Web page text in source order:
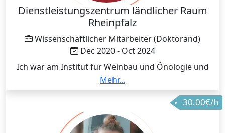
Dienstleistungszentrum ländlicher Raum
Rheinpfalz
Wissenschaftlicher Mitarbeiter (Doktorand)
Dec 2020 - Oct 2024
Ich war am Institut für Weinbau und Önologie und
habe hier meine Doktorarbeit geschrieben. Meine
Aufgaben umfassten die Planung, Durchführung und
Auswertung chemischer Experimente im Bereich der
Weinforschung, sowie das Schreiben
wissenschaftlicher Publikationen.
Mehr...
30.00€/h